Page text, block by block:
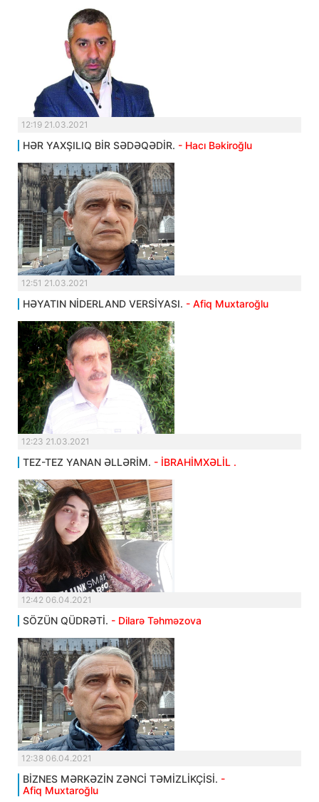
12:19 21.03.2021
HƏR YAXŞILIQ BİR SƏDƏQƏDİR. - Hacı Bəkiroğlu
12:51 21.03.2021
HƏYATIN NİDERLAND VERSİYASI. - Afiq Muxtaroğlu
12:23 21.03.2021
TEZ-TEZ YANAN ƏLLƏRİM. - İBRAHİMXƏLİL .
12:42 06.04.2021
SÖZÜN QÜDRƏTİ. - Dilarə Təhməzova
12:38 06.04.2021
BİZNES MƏRKƏZİN ZƏNCİ TƏMİZLİKÇİSİ. -
Afiq Muxtaroğlu